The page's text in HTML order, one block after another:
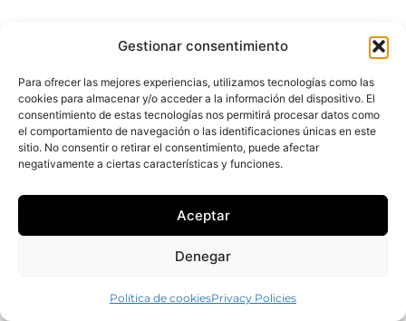
Gestionar consentimiento
Para ofrecer las mejores experiencias, utilizamos tecnologías como las
cookies para almacenar y/o acceder a la información del dispositivo. El
consentimiento de estas tecnologías nos permitirá procesar datos como
el comportamiento de navegación o las identificaciones únicas en este
sitio. No consentir o retirar el consentimiento, puede afectar
negativamente a ciertas características y funciones.
Aceptar
Denegar
Política de cookiesPrivacy Policies